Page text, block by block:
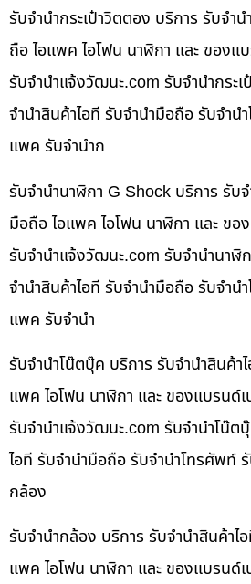
รับจำนำกระเป๋าวิตตอง บริการ รับจำ
ถือ ไอแพค ไอโฟน นาฬิกา และ ของแ
รับจํานําแจ้งวัฒนะ.com รับจำนำกระ
จำนำสินค้าไอที รับจำนำมือถือ รับจำน
แพค รับจำนำก
รับจำนำนาฬิกา G Shock บริการ รับ
มือถือ ไอแพค ไอโฟน นาฬิกา และ ขอ
รับจํานําแจ้งวัฒนะ.com รับจำนำนาฬิ
จำนำสินค้าไอที รับจำนำมือถือ รับจำน
แพค รับจำนำ
รับจำนำโน๊ตบุ๊ค บริการ รับจำนำสินค้า
แพค ไอโฟน นาฬิกา และ ของแบรนด์
รับจํานําแจ้งวัฒนะ.com รับจำนำโน๊ต
ไอที รับจำนำมือถือ รับจำนำโทรศัพท์
กล้อง
รับจำนำกล้อง บริการ รับจำนำสินค้าไ
แพค ไอโฟน นาฬิกา และ ของแบรนด์